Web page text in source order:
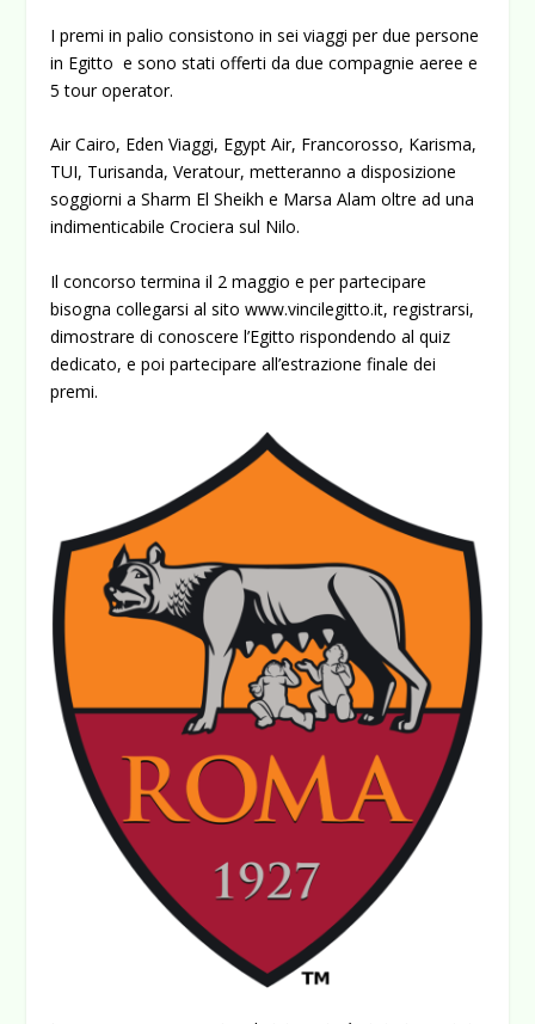
I premi in palio consistono in sei viaggi per due persone
in Egitto e sono stati offerti da due compagnie aeree e
5 tour operator.
Air Cairo, Eden Viaggi, Egypt Air, Francorosso, Karisma,
TUI, Turisanda, Veratour, metteranno a disposizione
soggiorni a Sharm El Sheikh e Marsa Alam oltre ad una
indimenticabile Crociera sul Nilo.
Il concorso termina il 2 maggio e per partecipare
bisogna collegarsi al sitowww.vincilegitto.it, registrarsi,
dimostrare di conoscere l’Egitto rispondendo al quiz
dedicato, e poi partecipare all’estrazione finale dei
premi.